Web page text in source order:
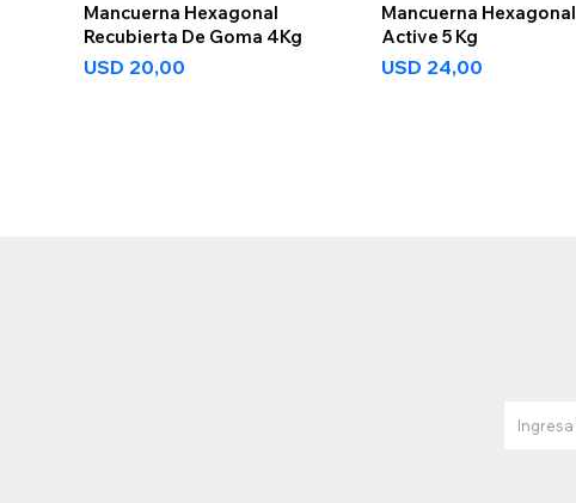
Mancuerna Hexagonal
Recubierta De Goma 4Kg
USD 20,00
Mancuerna Hexagonal
Active 5 Kg
USD 24,00